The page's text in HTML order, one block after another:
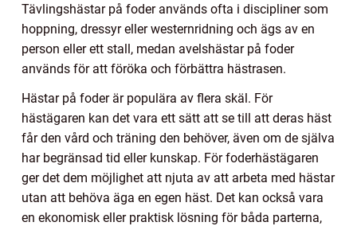
Tävlingshästar på foder används ofta i discipliner som
hoppning, dressyr eller westernridning och ägs av en
person eller ett stall, medan avelshästar på foder
används för att föröka och förbättra hästrasen.
Hästar på foder är populära av flera skäl. För
hästägaren kan det vara ett sätt att se till att deras häst
får den vård och träning den behöver, även om de själva
har begränsad tid eller kunskap. För foderhästägaren
ger det dem möjlighet att njuta av att arbeta med hästar
utan att behöva äga en egen häst. Det kan också vara
en ekonomisk eller praktisk lösning för båda parterna,